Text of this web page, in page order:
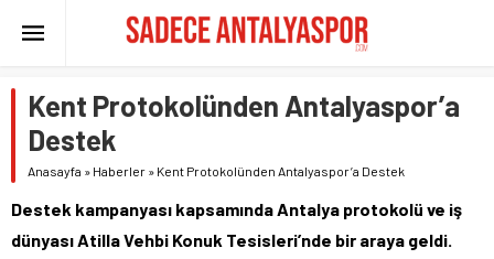
Kent Protokolünden Antalyaspor’a
Destek
Anasayfa » Haberler » Kent Protokolünden Antalyaspor’a Destek
Destek kampanyası kapsamında Antalya protokolü ve iş
dünyası Atilla Vehbi Konuk Tesisleri’nde bir araya geldi.